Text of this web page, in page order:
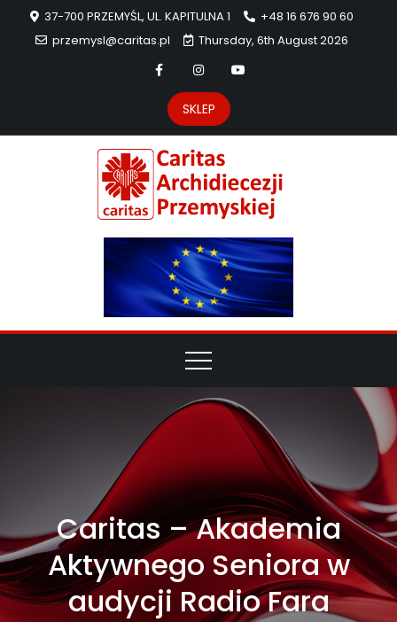
37-700 PRZEMYŚL, UL. KAPITULNA 1
+48 16 676 90 60
przemysl@caritas.pl
Thursday, 6th August 2026
SKLEP
Caritas – Akademia
Aktywnego Seniora w
audycji Radio Fara